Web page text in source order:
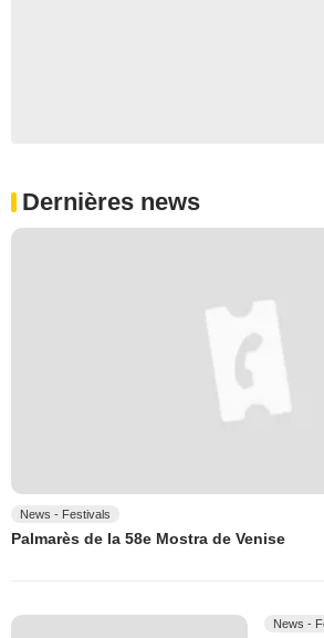
Dernières news
News - Festivals
Palmarès de la 58e Mostra de Venise
News -